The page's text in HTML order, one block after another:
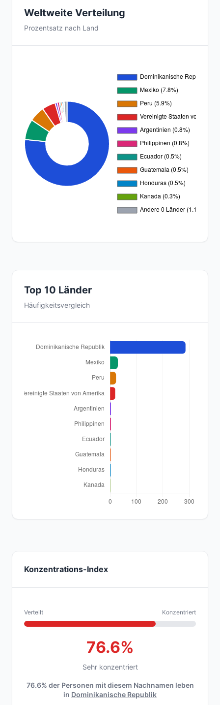
Weltweite Verteilung
Prozentsatz nach Land
Top 10 Länder
Häufigkeitsvergleich
Konzentrations-Index
Verteilt Konzentriert
76.6%
Sehr konzentriert
76.6% der Personen mit diesem Nachnamen leben
in Dominikanische Republik